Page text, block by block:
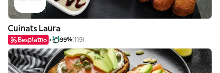
Cuinats Laura
Besplatno 99%(119)